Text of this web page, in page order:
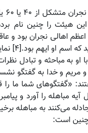
هیئت را چنین نام
اهالی نجران بود و
المسیح
با او به مباحثه و تبادل
مریم و خدا به گفتگو
«گفتگوهای شما ما
مباهله را آورد و
است: